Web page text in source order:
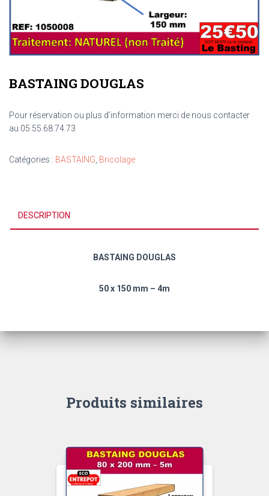
BASTAING DOUGLAS
Pour réservation ou plus d’information merci de nous contacter
au 05.55.68.74.73
Catégories : BASTAING Bricolage
DESCRIPTION
BASTAING DOUGLAS
50 x 150 mm – 4m
Produits similaires